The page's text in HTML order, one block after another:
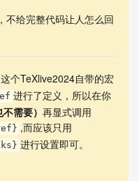
注释掉，首行就不再缩
，不给完整代码让人怎么回
这个TeXlive2024自带的宏
进行了定义，所以在你
需要） 再显式调用
,而应该只用
进行设置即可。